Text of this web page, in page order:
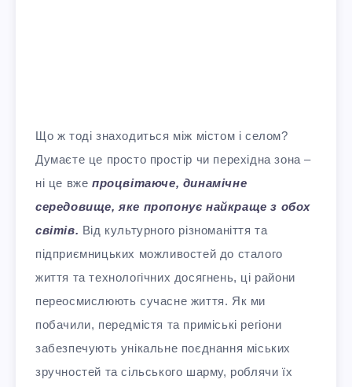
Що ж тоді знаходиться між містом і селом?
Думаєте це просто простір чи перехідна зона –
ні це вже процвітаюче, динамічне
середовище, яке пропонує найкраще з обох
світів. Від культурного різноманіття та
підприємницьких можливостей до сталого
життя та технологічних досягнень, ці райони
переосмислюють сучасне життя. Як ми
побачили, передмістя та приміські регіони
забезпечують унікальне поєднання міських
зручностей та сільського шарму, роблячи їх